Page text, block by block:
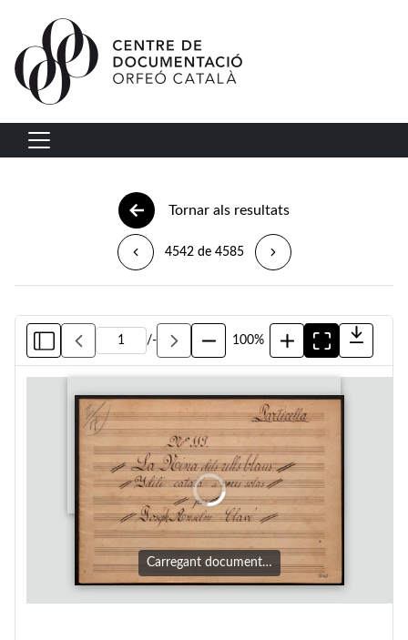
Vés al contingut
Navegació principal
Tornar als resultats
4542 de 4585
/- 100%
Carregant document…